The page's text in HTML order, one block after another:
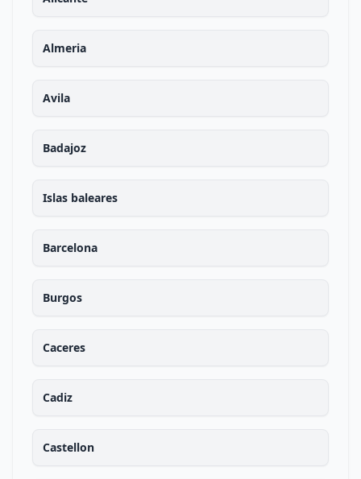
Almeria
Avila
Badajoz
Islas baleares
Barcelona
Burgos
Caceres
Cadiz
Castellon